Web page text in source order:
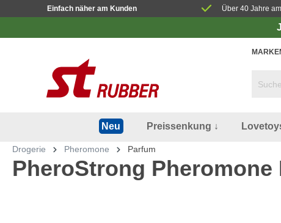
Einfach näher am Kunden Über 40 Jahre
Neu Preissenkung ↓
Drogerie Pheromone Parfum
PheroStrong Pheromone